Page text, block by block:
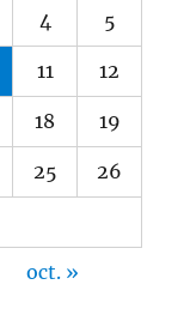
4 5
11 12
18 19
25 26
oct. »